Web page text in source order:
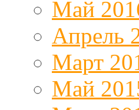
Май
Апрель
Март
Май